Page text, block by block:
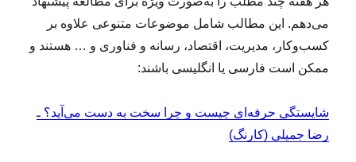
می‌دهم. این مطالب شامل موضوعات متنوعی علاوه بر
کسب‌وکار، مدیریت، اقتصاد، رسانه و فناوری و … هستند و
ممکن است فارسی یا انگلیسی باشند:
شایستگی حرفه‌ای چیست و چرا سخت به دست می‌آید؟ ـ
رضا جمیلی (کارنگ)